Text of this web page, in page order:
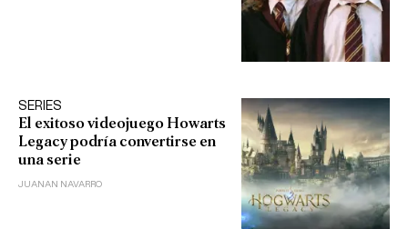
SERIES
El exitoso videojuego Howarts
Legacy podría convertirse en
una serie
JUANAN NAVARRO